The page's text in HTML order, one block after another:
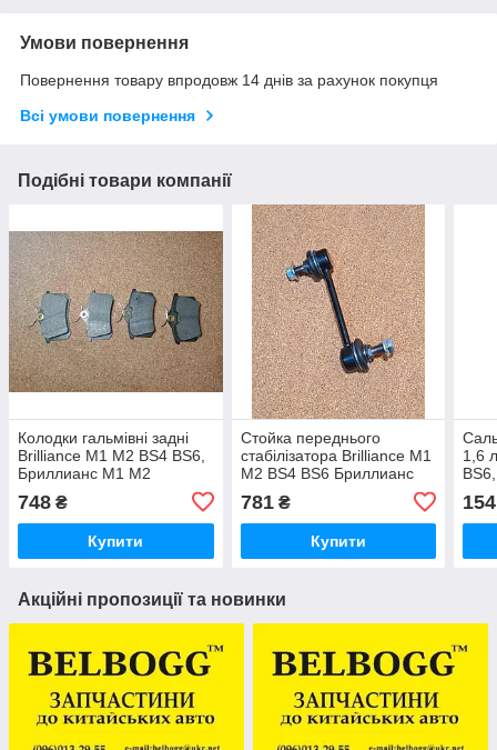
Умови повернення
Повернення товару впродовж 14 днів за рахунок покупця
Всі умови повернення
Подібні товари компанії
Колодки гальмівні задні
Brilliance M1 M2 BS4 BS6,
Бриллианс М1 М2
748 ₴
Купити
Стойка переднього
стабілізатора Brilliance M1
M2 BS4 BS6 Бриллианс
781₴
Купити
1,6
154
Акційні пропозиції та новинки